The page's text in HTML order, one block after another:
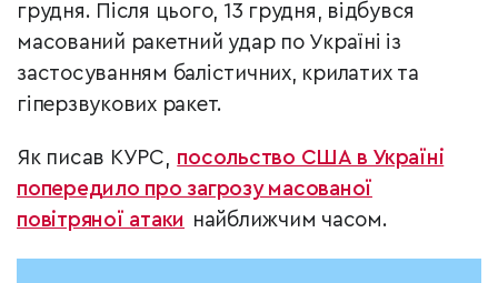
грудня. Після цього, 13 грудня, відбувся
масований ракетний удар по Україні із
застосуванням балістичних, крилатих та
гіперзвукових ракет.
Як писав КУРС, посольство США в Україні
попередило про загрозу масованої
повітряної атаки найближчим часом.